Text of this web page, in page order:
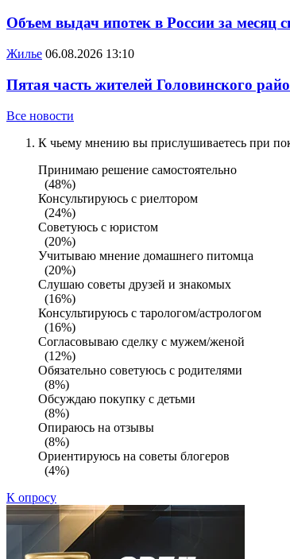
Объем выдач ипотек в России за месяц
Жилье 06.08.2026 13:10
Пятая часть жителей Головинского
Все новости
К чьему мнению вы прислушиваетесь при
Принимаю решение самостоятельно
(48%)
Консультируюсь с риелтором
(24%)
Советуюсь с юристом
(20%)
Учитываю мнение домашнего питомца
(20%)
Слушаю советы друзей и знакомых
(16%)
Консультируюсь с тарологом/астрологом
(16%)
Согласовываю сделку с мужем/женой
(12%)
Обязательно советуюсь с родителями
(8%)
Обсуждаю покупку с детьми
(8%)
Опираюсь на отзывы
(8%)
Ориентируюсь на советы блогеров
(4%)
К опросу